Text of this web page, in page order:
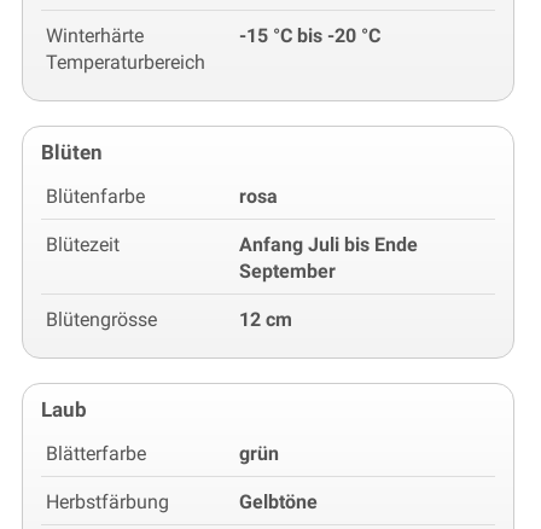
Winterhärte
Temperaturbereich
-15 °C bis -20 °C
Blüten
Blütenfarbe rosa
Blütezeit
Anfang Juli bis Ende
September
Blütengrösse 12 cm
Laub
Blätterfarbe grün
Herbstfärbung Gelbtöne